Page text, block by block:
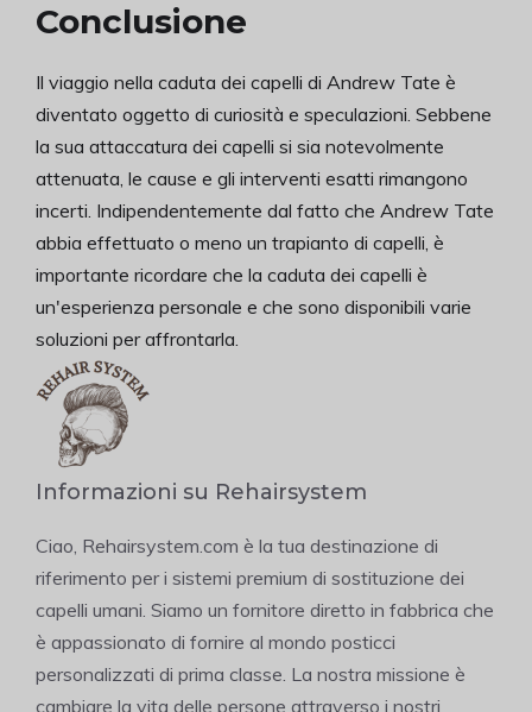
Conclusione
Il viaggio nella caduta dei capelli di Andrew Tate è
diventato oggetto di curiosità e speculazioni. Sebbene
la sua attaccatura dei capelli si sia notevolmente
attenuata, le cause e gli interventi esatti rimangono
incerti. Indipendentemente dal fatto che Andrew Tate
abbia effettuato o meno un trapianto di capelli, è
importante ricordare che la caduta dei capelli è
un'esperienza personale e che sono disponibili varie
soluzioni per affrontarla.
Informazioni su Rehairsystem
Ciao, Rehairsystem.com è la tua destinazione di
riferimento per i sistemi premium di sostituzione dei
capelli umani. Siamo un fornitore diretto in fabbrica che
è appassionato di fornire al mondo posticci
personalizzati di prima classe. La nostra missione è
cambiare la vita delle persone attraverso i nostri